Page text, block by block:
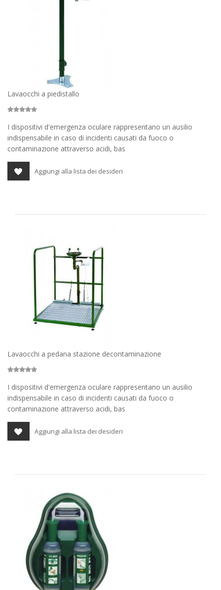
Lavaocchi a piedistallo
I dispositivi d'emergenza oculare rappresentano un ausilio
indispensabile in caso di incidenti causati da fuoco o
contaminazione attraverso acidi, bas
Aggiungi alla lista dei desideri
Lavaocchi a pedana stazione decontaminazione
I dispositivi d'emergenza oculare rappresentano un ausilio
indispensabile in caso di incidenti causati da fuoco o
contaminazione attraverso acidi, bas
Aggiungi alla lista dei desideri